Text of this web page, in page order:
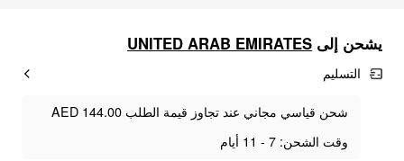
يشحن إلى UNITED ARAB EMIRATES
التسليم
شحن قياسي مجاني عند تجاوز قيمة الطلب AED 144.00
وقت الشحن: 7 - 11 أيام